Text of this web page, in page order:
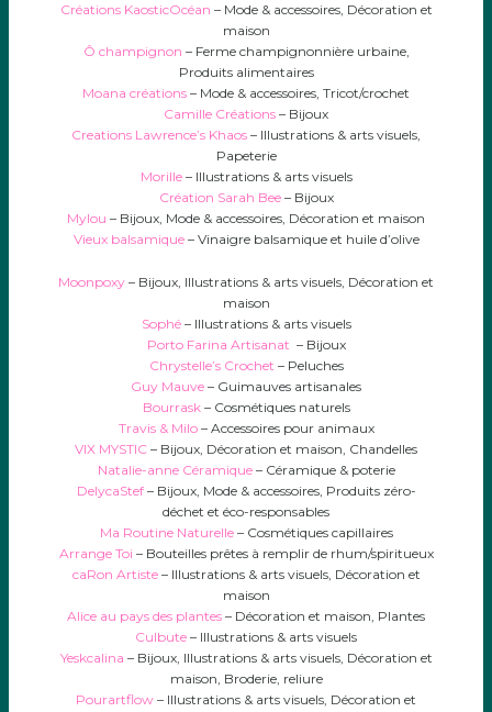
Créations KaosticOcéan – Mode & accessoires, Décoration et
maison
Ô champignon – Ferme champignonnière urbaine,
Produits alimentaires
Moana créations – Mode & accessoires, Tricot/crochet
Camille Créations – Bijoux
Creations Lawrence’s Khaos – Illustrations & arts visuels,
Papeterie
Morille– Illustrations & arts visuels
Création Sarah Bee– Bijoux
Mylou – Bijoux, Mode & accessoires, Décoration et maison
Vieux balsamique– Vinaigre balsamique et huile d’olive
Moonpoxy – Bijoux, Illustrations & arts visuels, Décoration et
maison
Sophé– Illustrations & arts visuels
Porto Farina Artisanat – Bijoux
Chrystelle’s Crochet – Peluches
Guy Mauve – Guimauves artisanales
Bourrask– Cosmétiques naturels
Travis & Milo– Accessoires pour animaux
VIX MYSTIC – Bijoux, Décoration et maison, Chandelles
Natalie-anne Céramique– Céramique & poterie
DelycaStef– Bijoux, Mode & accessoires, Produits zéro-
déchet et éco-responsables
Ma Routine Naturelle– Cosmétiques capillaires
Arrange Toi – Bouteilles prêtes à remplir de rhum/spiritueux
caRon Artiste– Illustrations & arts visuels, Décoration et
maison
Alice au pays des plantes – Décoration et maison, Plantes
Culbute – Illustrations & arts visuels
Yeskcalina – Bijoux, Illustrations & arts visuels, Décoration et
maison, Broderie, reliure
Pourartflow – Illustrations & arts visuels, Décoration et